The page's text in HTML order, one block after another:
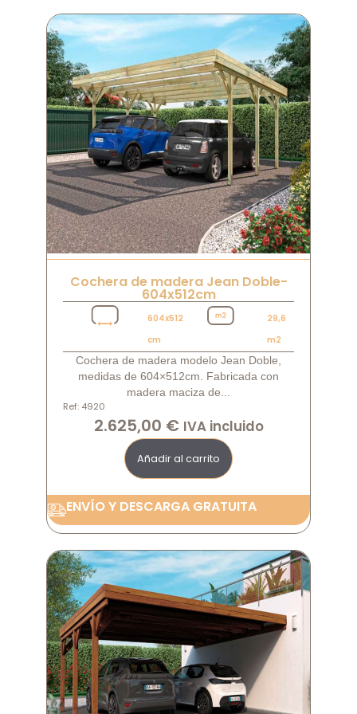
Cochera de madera Jean Doble-
604x512cm
604x512
cm
29,6
m2
Cochera de madera modelo Jean Doble,
medidas de 604×512cm. Fabricada con
madera maciza de...
Ref: 4920
2.625,00 € IVA incluido
Añadir al carrito
ENVÍO Y DESCARGA GRATUITA